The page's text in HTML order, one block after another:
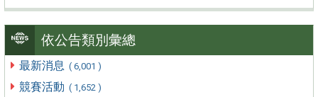
依公告類別彙總
最新消息 ( 6,001 )
競賽活動 ( 1,652 )